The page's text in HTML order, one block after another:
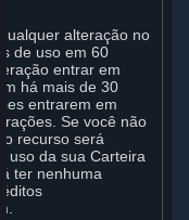
alteração no
de uso em 60
entrar em
há mais de 30
entrarem em
Se você não
recurso será
uso da sua Carteira
ter nenhuma